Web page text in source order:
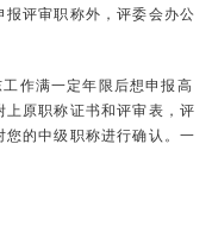
评审职称外，评委会办公
作满一定年限后想申报高
原职称证书和评审表，评
的中级职称进行确认。一